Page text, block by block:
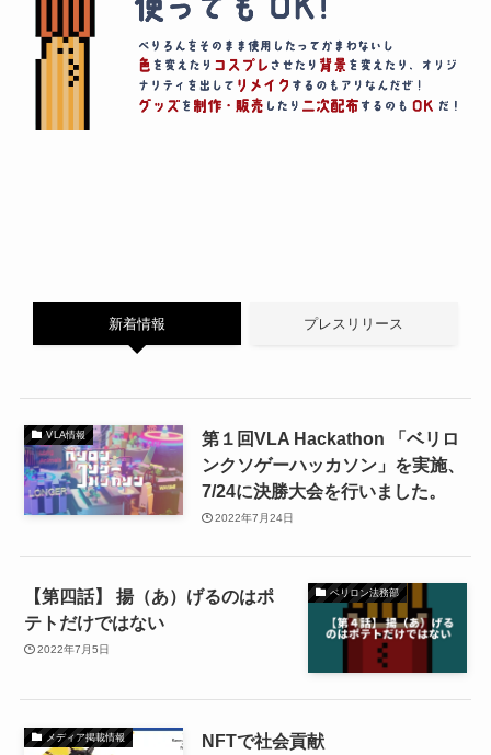
新着情報 プレスリリース
VLA情報
第１回VLA Hackathon 「ベリロ
ンクソゲーハッカソン」を実施、
7/24に決勝大会を行いました。
2022年7月24日
ベリロン法務部
【第四話】 揚（あ）げるのはポ
テトだけではない
2022年7月5日
メディア掲載情報
NFTで社会貢献